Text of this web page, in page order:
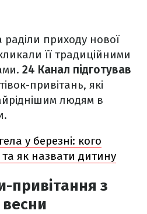
раділи приходу нової
її традиційними
24 Канал підготував
привітань, які
людям в
у березні: кого
та як назвати дитину
привітання з